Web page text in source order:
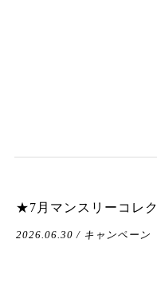
★7月マンスリーコレ
2026.06.30 / キャンペーン